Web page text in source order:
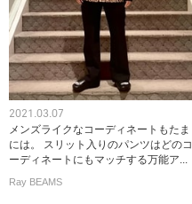
2021.03.07
メンズライクなコーディネートもたま
には。 スリット入りのパンツはどのコ
ーディネートにもマッチする万能ア...
Ray BEAMS